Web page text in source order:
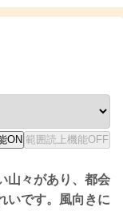
山々があり、都会
いです。風向きに